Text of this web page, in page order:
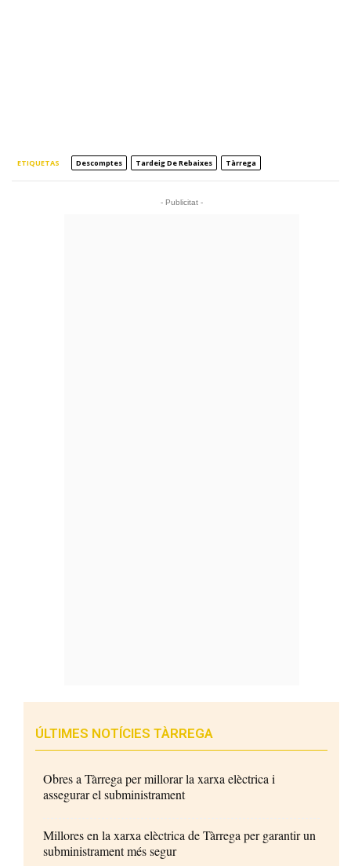
ETIQUETAS Descomptes Tardeig De Rebaixes Tàrrega
- Publicitat -
ÚLTIMES NOTÍCIES TÀRREGA
Obres a Tàrrega per millorar la xarxa elèctrica i
assegurar el subministrament
Millores en la xarxa elèctrica de Tàrrega per garantir un
subministrament més segur